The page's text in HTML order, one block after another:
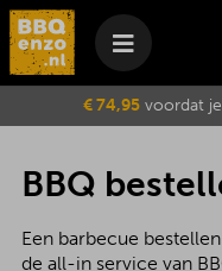
Je
€ 74,95voordat je
BBQ
Een barbecue
de all-in service van